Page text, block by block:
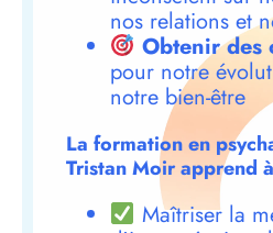
nos relations et
Obtenir des
pour notre
notre bien-être
La formation en
Tristan Moir apprend
Maîtriser la